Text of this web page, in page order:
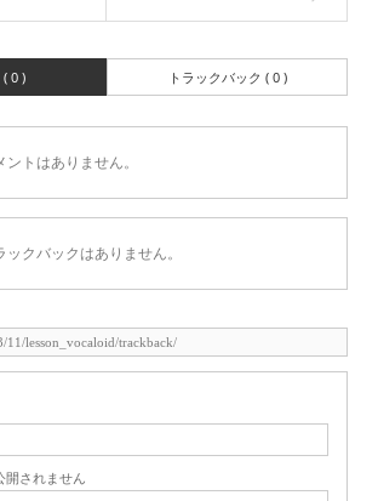
0 ) トラックバック ( 0 )
トはありません。
クバックはありません。
開されません